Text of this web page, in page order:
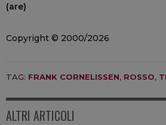
(are)
Copyright © 2000/2026
TAG: FRANK CORNELISSEN, ROSSO,
ALTRI ARTICOLI